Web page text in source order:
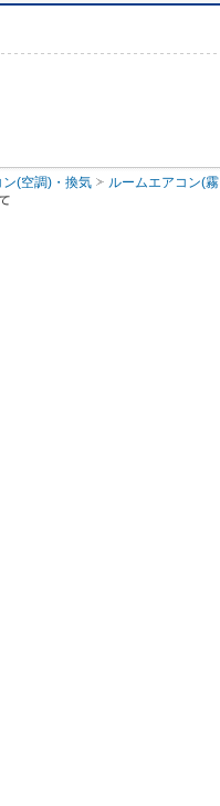
ン(空調)・換気 ルームエアコン(